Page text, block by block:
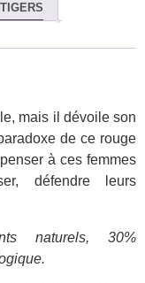
mais il dévoile son
de ce rouge
à ces femmes
défendre leurs
naturels, 30%